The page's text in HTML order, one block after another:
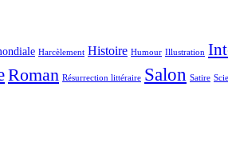
Harcèlement Histoire Humour Illustration
Roman Résurrection littéraire Salon Satire